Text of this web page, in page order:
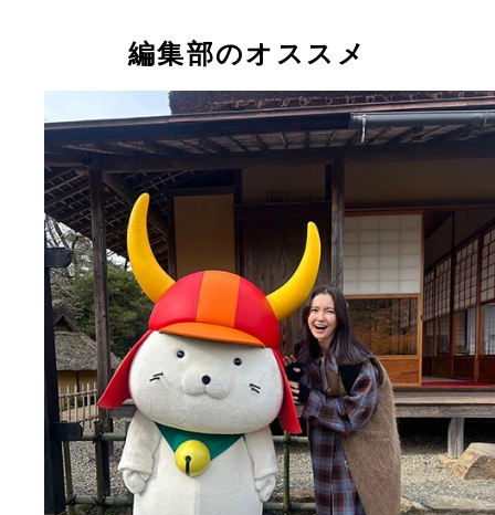
編集部のオススメ